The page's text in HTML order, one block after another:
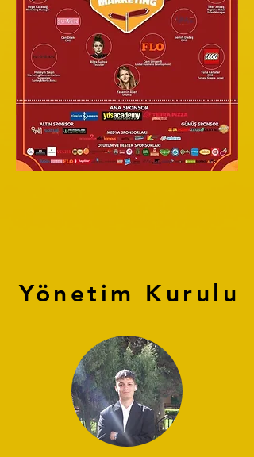
Yönetim Kurulu